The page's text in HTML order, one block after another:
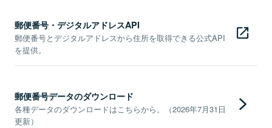
郵便番号・デジタルアドレスAPI
郵便番号とデジタルアドレスから住所を取得できる公式API
を提供。
郵便番号データのダウンロード
各種データのダウンロードはこちらから。（2026年7月31日
更新）